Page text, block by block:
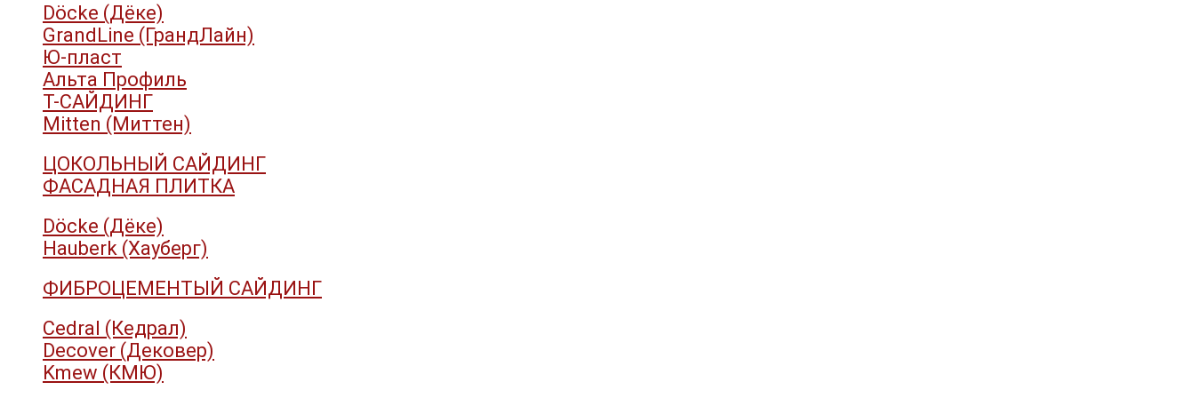
Döcke (Дёке)
GrandLine (ГрандЛайн)
Ю-пласт
Альта Профиль
Т-САЙДИНГ
Mitten (Миттен)
ЦОКОЛЬНЫЙ САЙДИНГ
ФАСАДНАЯ ПЛИТКА
Döcke (Дёке)
Hauberk (Хауберг)
ФИБРОЦЕМЕНТЫЙ САЙДИНГ
Cedral (Кедрал)
Decover (Дековер)
Kmew (КМЮ)